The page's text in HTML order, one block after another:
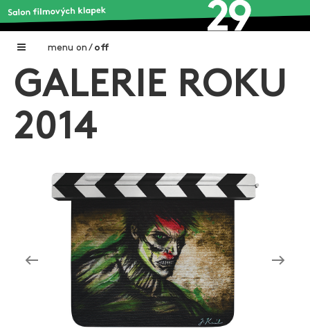
menu on / off
Home
Galerie filmových klapek
O projektu
Aktuální výstavy
Aukce filmových klapek
Zlín Film Festival
GALERIE ROKU
2014